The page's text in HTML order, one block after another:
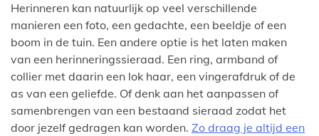
Herinneren kan natuurlijk op veel verschillende
manieren een foto, een gedachte, een beeldje of een
boom in de tuin. Een andere optie is het laten maken
van een herinneringssieraad. Een ring, armband of
collier met daarin een lok haar, een vingerafdruk of de
as van een geliefde. Of denk aan het aanpassen of
samenbrengen van een bestaand sieraad zodat het
door jezelf gedragen kan worden. Zo draag je altijd een